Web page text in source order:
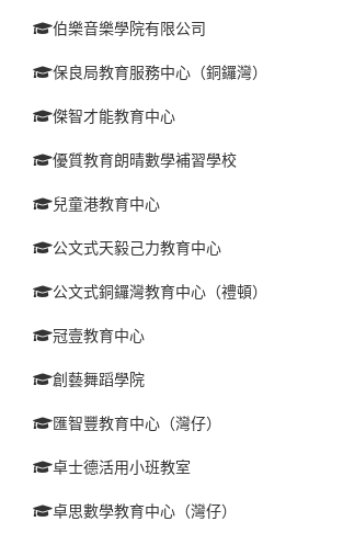
伯樂音樂學院有限公司
保良局教育服務中心（銅鑼灣）
傑智才能教育中心
優質教育朗晴數學補習學校
兒童港教育中心
公文式天毅己力教育中心
公文式銅鑼灣教育中心（禮頓）
冠壹教育中心
創藝舞蹈學院
匯智豐教育中心（灣仔）
卓士德活用小班教室
卓思數學教育中心（灣仔）